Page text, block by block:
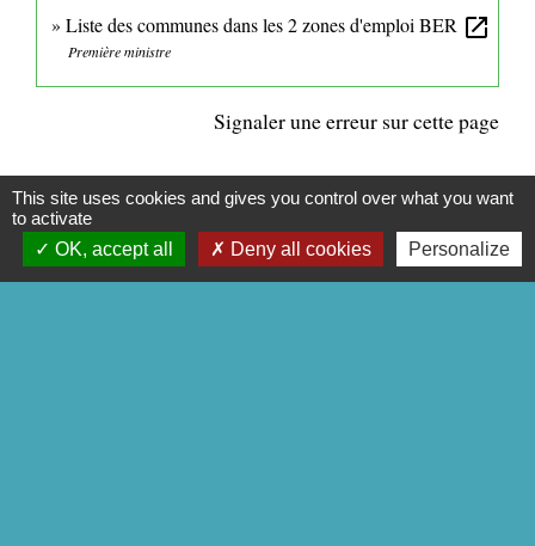
Liste des communes dans les 2 zones d'emploi BER open_in_new
Première ministre
Signaler une erreur sur cette page
CONTACTS
This site uses cookies and gives you control over what you want
to activate
OK, accept all
Deny all cookies Personalize